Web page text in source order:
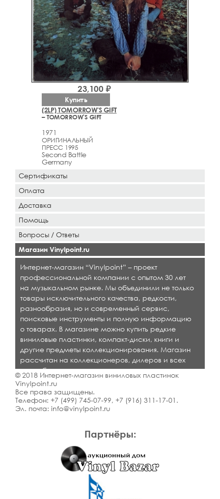
(2LP) TOMORROW'S GIFT
– TOMORROW'S GIFT
1971
ОРИГИНАЛЬНЫЙ
ПРЕСС 1995
Second Battle
Germany
23,100 ₽
Купить
Партнёры:
Сертификаты
Оплата
Доставка
Помощь
Вопросы / Ответы
Магазин Vinylpoint.ru
Интернет-магазин “Vinylpoint” – проект
профессиональной компании с опытом 30 лет
на музыкальном рынке. Мы объединили не только
товары исключительного качества, редкости,
разнообразия, но и современный сервис,
поисковые инструменты и полную информацию
о товарах. В магазине можно купить редкие
виниловые пластинки, компакт-диски, книги и
другие предметы коллекционирования. Магазин
рассчитан на коллекционеров, дилеров и всех
кто любит качественную музыку.
© 2018 Интернет-магазин виниловых пластинок
Vinylpoint.ru
Все права защищены.
Телефон: +7 (499) 745-07-99, +7 (916) 311-17-01 .
Эл. почта: info@vinylpoint.ru